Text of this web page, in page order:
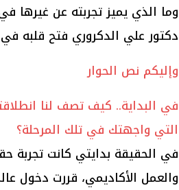
وما الذي يميز تجربته عن غيرها
دكتور علي الدكروري فتح قلبه
وإليكم نص الحوار
في البداية.. كيف تصف لنا
التي واجهتك في تلك المرحلة؟
في الحقيقة بدايتي كانت تجربة
والعمل الأكاديمي، قررت دخول